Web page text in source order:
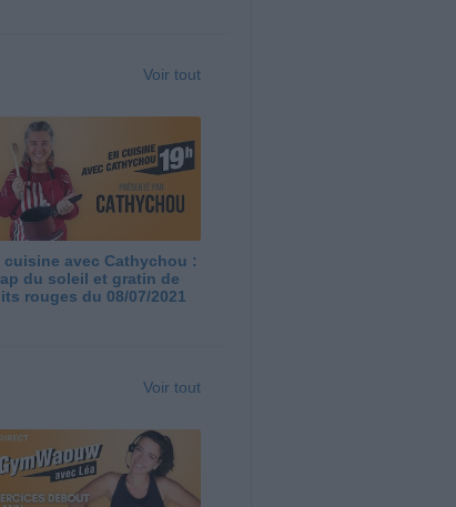
Voir tout
cuisine avec Cathychou :
du soleil et gratin de
rouges du 08/07/2021
Voir tout